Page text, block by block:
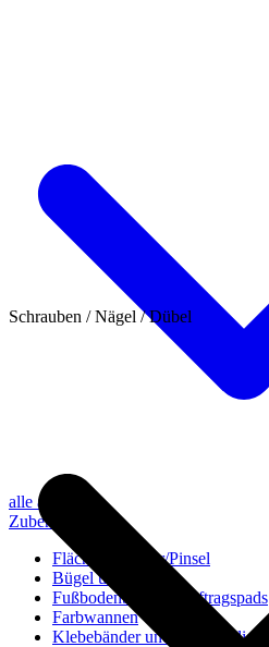
alle anzeigen
Zubehör
Flächenstreicher/Pinsel
Bügel und Rollen
Fußbodenbürsten/Auftragspads
Farbwannen
Klebebänder und Abdeckvlies
Schrauben / Nägel / Dübel